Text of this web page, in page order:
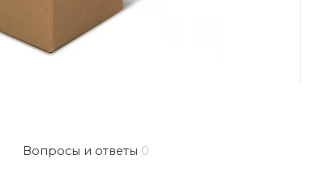
Вопросы и ответы 0